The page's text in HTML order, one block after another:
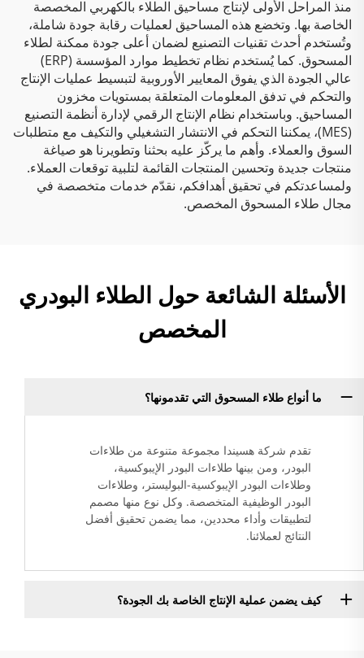
منذ المراحل الأولى لإنتاج مساحيق الطلاء بالكهربي المخصصة
الخاصة بها. وتخضع هذه المساحيق لعمليات رقابة جودة شاملة،
وتُستخدم أحدث تقنيات التصنيع لضمان أعلى جودة ممكنة لطلاء
المسحوق. كما يُستخدم نظام تخطيط موارد المؤسسة (ERP)
عالي الجودة الذي يفوق المعايير الأوروبية لتبسيط عمليات الإنتاج
والتحكم في تدفق المعلومات المتعلقة بمستويات مخزون
المساحيق. وباستخدام نظام الإنتاج الرقمي لإدارة أنظمة التصنيع
(MES)، يمكننا التحكم في الانتشار التشغيلي والتكيف مع متطلبات
السوق والعملاء. وأهم ما يركّز عليه بحثنا وتطويرنا هو صياغة
منتجات جديدة وتحسين المنتجات القائمة لتلبية توقعات العملاء.
ولمساعدتكم في تحقيق أهدافكم، نقدّم خدمات متخصصة في
مجال طلاء المسحوق المخصص.
الأسئلة الشائعة حول الطلاء البودري
المخصص
ما أنواع طلاء المسحوق التي تقدمونها؟
تقدم شركة هسيندا مجموعة متنوعة من طلاءات
البودر، ومن بينها طلاءات البودر الإيبوكسية،
وطلاءات البودر الإيبوكسية-البوليستر، وطلاءات
البودر الوظيفية المتخصصة. وكل نوع منها مصمم
لتطبيقات وأداء محددين، مما يضمن تحقيق أفضل
النتائج لعملائنا.
كيف يضمن عملية الإنتاج الخاصة بك الجودة؟